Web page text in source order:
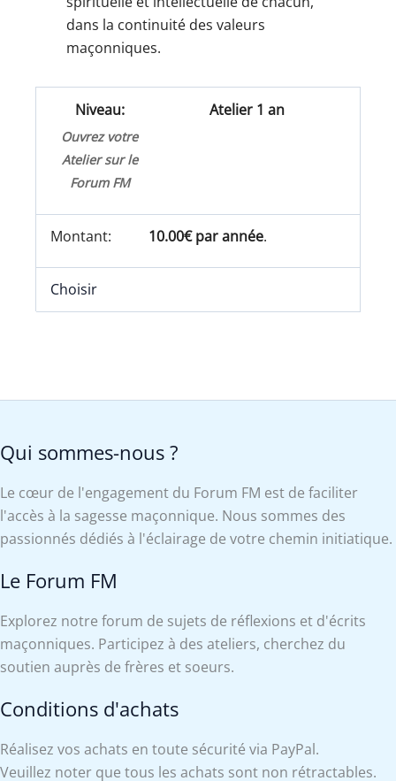
dans la continuité des valeurs
maçonniques.
Atelier 1 an
Ouvrez votre
Atelier sur le
Forum FM
10.00€ par année.
Choisir
Qui sommes-nous ?
Le cœur de l'engagement du Forum FM est de faciliter
l'accès à la sagesse maçonnique. Nous sommes des
passionnés dédiés à l'éclairage de votre chemin initiatique.
Le Forum FM
Explorez notre forum de sujets de réflexions et d'écrits
maçonniques. Participez à des ateliers, cherchez du
soutien auprès de frères et soeurs.
Conditions d'achats
Réalisez vos achats en toute sécurité via PayPal.
Veuillez noter que tous les achats sont non rétractables.